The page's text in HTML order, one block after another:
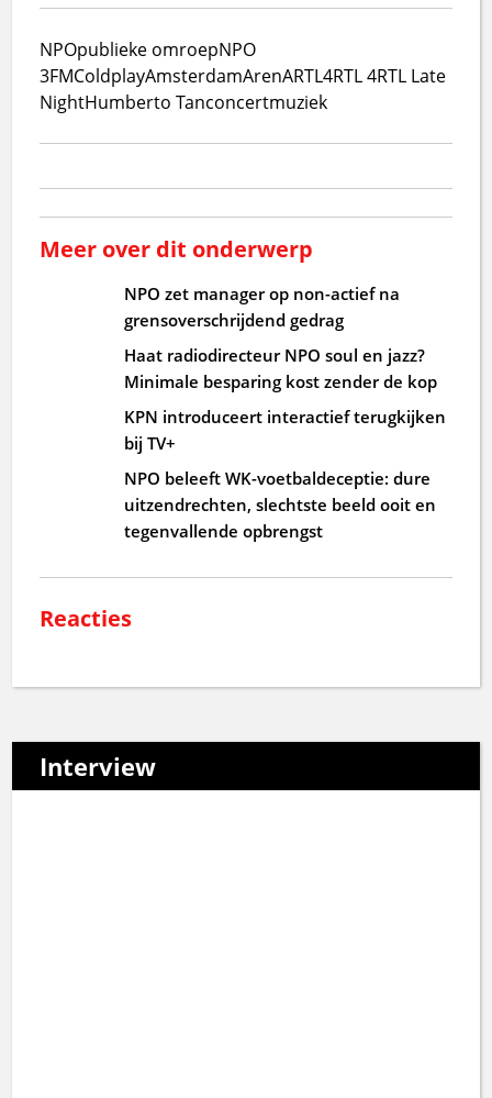
NPOpublieke omroepNPO
3FMColdplayAmsterdamArenARTL4RTL 4RTL Late
NightHumberto Tanconcertmuziek
Meer over dit onderwerp
NPO zet manager op non-actief na
grensoverschrijdend gedrag
Haat radiodirecteur NPO soul en jazz?
Minimale besparing kost zender de kop
KPN introduceert interactief terugkijken
bij TV+
NPO beleeft WK-voetbaldeceptie: dure
uitzendrechten, slechtste beeld ooit en
tegenvallende opbrengst
Reacties
Interview